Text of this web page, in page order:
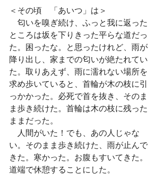
＜その頃　「あいつ」は＞
匂いを嗅ぎ続け、ふっと我に返った
ところは坂を下りきった平らな道だっ
た。困ったな。と思ったけれど、雨が
降り出し、家までの匂いが絶たれてい
た。取りあえず、雨に濡れない場所を
求め歩いていると、首輪が木の枝に引
っかかった。必死で首を抜き、そのま
ま歩き続けた。首輪は木の枝に残った
ままだった。
人間がいた！でも、あの人じゃな
い。そのまま歩き続けた、雨が止んで
きた。寒かった。お腹もすいてきた。
道端で休憩することにした。